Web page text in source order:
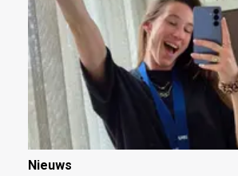
Nieuws